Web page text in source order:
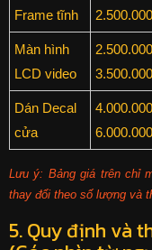
Frame tĩnh
Màn hình
LCD video
Dán Decal
cửa
Lưu ý: Bảng giá trên chỉ
thay đổi theo số lượng và
5. Quy định và